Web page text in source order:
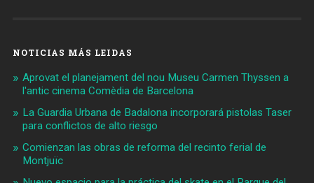
NOTICIAS MÁS LEIDAS
Aprovat el planejament del nou Museu Carmen Thyssen a
l'antic cinema Comèdia de Barcelona
La Guardia Urbana de Badalona incorporará pistolas Taser
para conflictos de alto riesgo
Comienzan las obras de reforma del recinto ferial de
Montjuïc